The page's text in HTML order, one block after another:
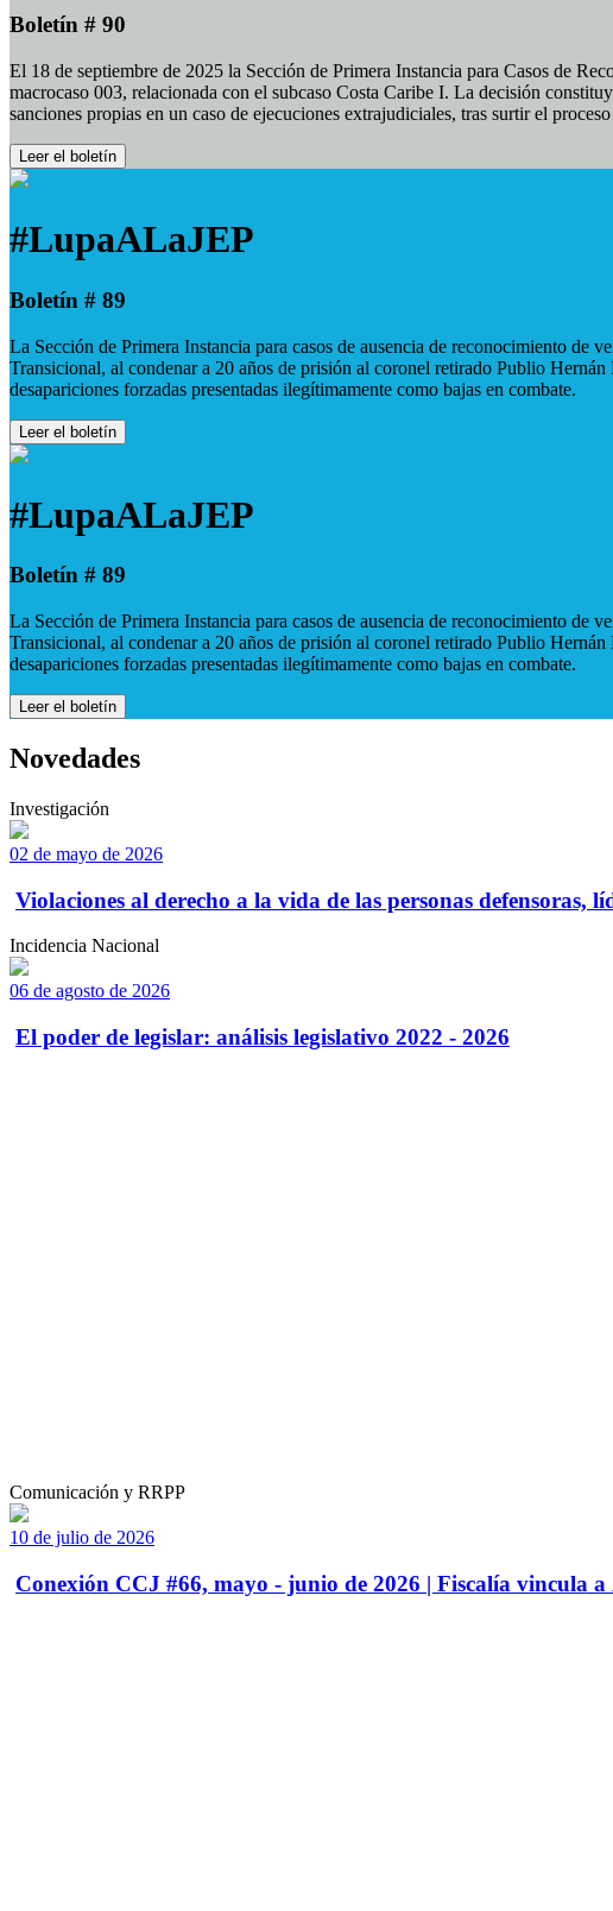
Boletín # 90
El 18 de septiembre de 2025 la Sección de Primera Instancia para Casos de
macrocaso 003, relacionada con el subcaso Costa Caribe I. La decisión
sanciones propias en un caso de ejecuciones extrajudiciales, tras surtir el
Leer el boletín
#LupaALaJEP
Boletín # 89
La Sección de Primera Instancia para casos de ausencia de reconocimiento de
Transicional, al condenar a 20 años de prisión al coronel retirado Publio
desapariciones forzadas presentadas ilegítimamente como bajas en combate.
Leer el boletín
#LupaALaJEP
Boletín # 89
La Sección de Primera Instancia para casos de ausencia de reconocimiento de
Transicional, al condenar a 20 años de prisión al coronel retirado Publio
desapariciones forzadas presentadas ilegítimamente como bajas en combate.
Leer el boletín
Novedades
Investigación
02 de mayo de 2026
Violaciones al derecho a la vida de las personas defensoras,
Incidencia Nacional
06 de agosto de 2026
El poder de legislar: análisis legislativo 2022 - 2026
Comunicación y RRPP
10 de julio de 2026
Conexión CCJ #66, mayo - junio de 2026 | Fiscalía vincula